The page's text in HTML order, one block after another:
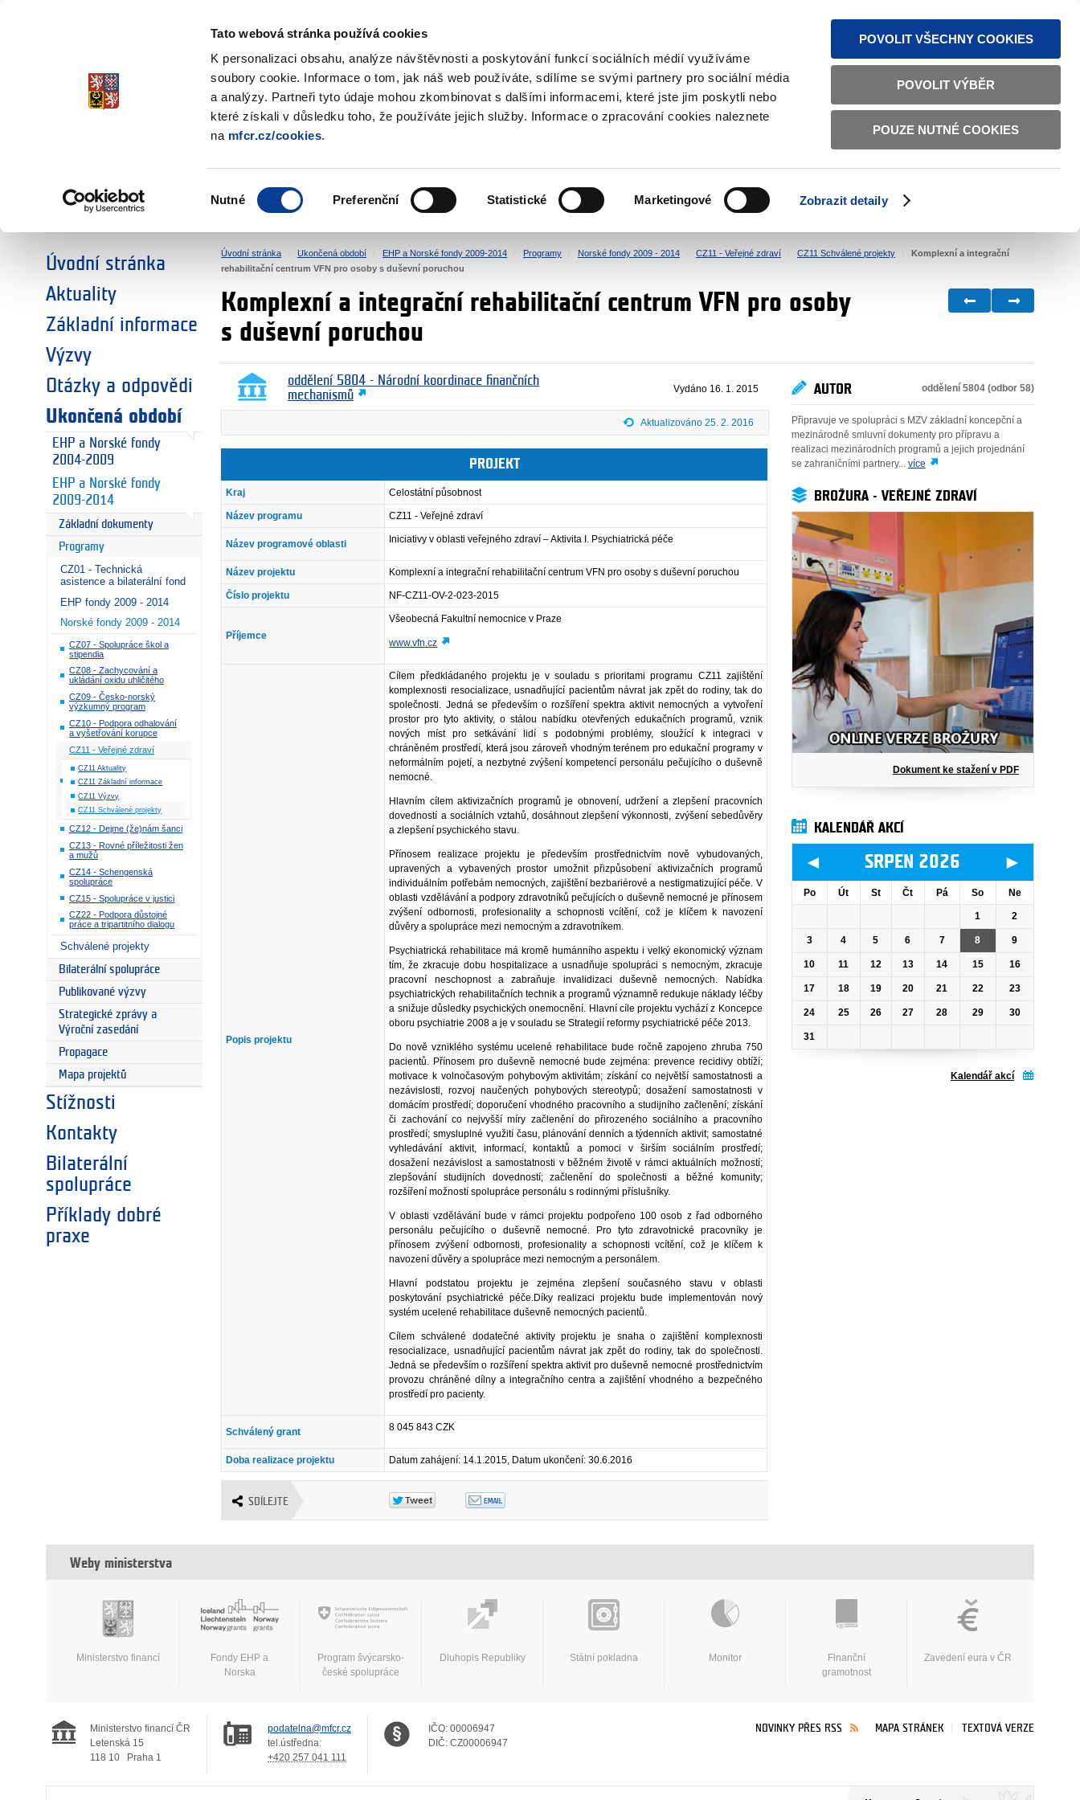
Tato webová stránka používá cookies
K personalizaci obsahu, analýze návštěvnosti a poskytování funkcí sociálních médií využíváme
soubory cookie. Informace o tom, jak náš web používáte, sdílíme se svými partnery pro sociální média
a analýzy. Partneři tyto údaje mohou zkombinovat s dalšími informacemi, které jste jim poskytli nebo
které získali v důsledku toho, že používáte jejich služby. Informace o zpracování cookies naleznete
na mfcr.cz/cookies.
souhlasu
Nutné Preferenční Statistické Marketingové Zobrazit detaily
POVOLIT VŠECHNY COOKIES
POVOLIT VÝBĚR
POUZE NUTNÉ COOKIES
TEXTOVÁ VERZE ČESKY ENGLISH
Fondy EHP a Norska
ZVOLTE SI OBLAST:
SOCIÁLNÍ DIALOG ŽIVOTNÍ PROSTŘEDÍ LIDSKÁ PRÁVA SPRAVEDLNOST VNITŘNÍ VĚCI BILATERÁLNÍ SPOLUPRÁCE
Úvodní stránka
Aktuality
Základní informace
Výzvy
Otázky a odpovědi
Ukončená období
EHP a Norské fondy
2004-2009
EHP a Norské fondy
2009-2014
Základní dokumenty
Programy
CZ01 - Technická
asistence a bilaterální fond
EHP fondy 2009 - 2014
Norské fondy 2009 - 2014
CZ07 - Spolupráce škol a
stipendia
CZ08 - Zachycování a
ukládání oxidu uhličitého
CZ09 - Česko-norský
výzkumný program
CZ10 - Podpora odhalování
a vyšetřování korupce
CZ11 - Veřejné zdraví
CZ11 Aktuality
CZ11 Základní informace
CZ11 Výzvy
CZ11 Schválené projekty
CZ12 - Dejme (že)nám šanci
CZ13 - Rovné příležitosti žen
a mužů
CZ14 - Schengenská
spolupráce
CZ15 - Spolupráce v justici
CZ22 - Podpora důstojné
práce a tripartitního dialogu
Schválené projekty
Bilaterální spolupráce
Publikované výzvy
Strategické zprávy a
Výroční zasedání
Propagace
Mapa projektů
Stížnosti
Kontakty
Bilaterální
spolupráce
Příklady dobré
praxe
Úvodní stránka Ukončená období EHP a Norské fondy 2009-2014 Programy Norské fondy 2009 - 2014 CZ11 - Veřejné zdraví CZ11 Schválené projekty
Komplexní a integrační
rehabilitační centrum VFN pro osoby s duševní poruchou
Komplexní a integrační rehabilitační centrum VFN pro osoby
s duševní poruchou
oddělení 5804 - Národní koordinace finančních
mechanismů
Vydáno 16. 1. 2015
Aktualizováno 25. 2. 2016
PROJEKT
Kraj Celostátní působnost
Název programu CZ11 - Veřejné zdraví
Název programové oblasti Iniciativy v oblasti veřejného zdraví – Aktivita I. Psychiatrická péče
Název projektu Komplexní a integrační rehabilitační centrum VFN pro osoby s duševní poruchou
Číslo projektu NF-CZ11-OV-2-023-2015
Příjemce
Všeobecná Fakultní nemocnice v Praze
www.vfn.cz
Popis projektu
Cílem předkládaného projektu je v souladu s prioritami programu CZ11 zajištění
komplexnosti resocializace, usnadňující pacientům návrat jak zpět do rodiny, tak do
společnosti. Jedná se především o rozšíření spektra aktivit nemocných a vytvoření
prostor pro tyto aktivity, o stálou nabídku otevřených edukačních programů, vznik
nových míst pro setkávání lidí s podobnými problémy, sloužící k integraci v
chráněném prostředí, která jsou zároveň vhodným terénem pro edukační programy v
neformálním pojetí, a nezbytné zvýšení kompetencí personálu pečujícího o duševně
nemocné.
Hlavním cílem aktivizačních programů je obnovení, udržení a zlepšení pracovních
dovedností a sociálních vztahů, dosáhnout zlepšení výkonnosti, zvýšení sebedůvěry
a zlepšení psychického stavu.
Přínosem realizace projektu je především prostřednictvím nově vybudovaných,
upravených a vybavených prostor umožnit přizpůsobení aktivizačních programů
individuálním potřebám nemocných, zajištění bezbariérové a nestigmatizující péče. V
oblasti vzdělávání a podpory zdravotníků pečujících o duševně nemocné je přínosem
zvýšení odbornosti, profesionality a schopnosti vcítění, což je klíčem k navození
důvěry a spolupráce mezi nemocným a zdravotníkem.
Psychiatrická rehabilitace má kromě humánního aspektu i velký ekonomický význam
tím, že zkracuje dobu hospitalizace a usnadňuje spolupráci s nemocným, zkracuje
pracovní neschopnost a zabraňuje invalidizaci duševně nemocných. Nabídka
psychiatrických rehabilitačních technik a programů významně redukuje náklady léčby
a snižuje důsledky psychických onemocnění. Hlavní cíle projektu vychází z Koncepce
oboru psychiatrie 2008 a je v souladu se Strategií reformy psychiatrické péče 2013.
Do nově vzniklého systému ucelené rehabilitace bude ročně zapojeno zhruba 750
pacientů. Přínosem pro duševně nemocné bude zejména: prevence recidivy obtíží;
motivace k volnočasovým pohybovým aktivitám; získání co největší samostatnosti a
nezávislosti, rozvoj naučených pohybových stereotypů; dosažení samostatnosti v
domácím prostředí; doporučení vhodného pracovního a studijního začlenění; získání
či zachování co nejvyšší míry začlenění do přirozeného sociálního a pracovního
prostředí; smysluplné využití času, plánování denních a týdenních aktivit; samostatné
vyhledávání aktivit, informací, kontaktů a pomoci v širším sociálním prostředí;
dosažení nezávislost a samostatnosti v běžném životě v rámci aktuálních možností;
zlepšování studijních dovedností; začlenění do společnosti a běžné komunity;
rozšíření možností spolupráce personálu s rodinnými příslušníky.
V oblasti vzdělávání bude v rámci projektu podpořeno 100 osob z řad odborného
personálu pečujícího o duševně nemocné. Pro tyto zdravotnické pracovníky je
přínosem zvýšení odbornosti, profesionality a schopnosti vcítění, což je klíčem k
navození důvěry a spolupráce mezi nemocným a personálem.
Hlavní podstatou projektu je zejména zlepšení současného stavu v oblasti
poskytování psychiatrické péče.Díky realizaci projektu bude implementován nový
systém ucelené rehabilitace duševně nemocných pacientů.
Cílem schválené dodatečné aktivity projektu je snaha o zajištění komplexnosti
resocializace, usnadňující pacientům návrat jak zpět do rodiny, tak do společnosti.
Jedná se především o rozšíření spektra aktivit pro duševně nemocné prostřednictvím
provozu chráněné dílny a integračního centra a zajištění vhodného a bezpečného
prostředí pro pacienty.
Schválený grant 8 045 843 CZK
Doba realizace projektu Datum zahájení: 14.1.2015, Datum ukončení: 30.6.2016
SDÍLEJTE
AUTOR oddělení 5804 (odbor 58)
Připravuje ve spolupráci s MZV základní koncepční a
mezinárodně smluvní dokumenty pro přípravu a
realizaci mezinárodních programů a jejich projednání
se zahraničními partnery... více
BROŽURA - VEŘEJNÉ ZDRAVÍ
Dokument ke stažení v PDF
KALENDÁŘ AKCÍ
◄ SRPEN 2026 ►
Po Út St Čt Pá So Ne
1 2
3 4 5 6 7 8 9
10 11 12 13 14 15 16
17 18 19 20 21 22 23
24 25 26 27 28 29 30
31
Kalendář akcí
Weby ministerstva
Ministerstvo financí
Fondy EHP a
Norska
Program švýcarsko-
české spolupráce
Dluhopis Republiky Státní pokladna Monitor
Finanční
gramotnost
Zavedení eura v ČR
Ministerstvo financí ČR
Letenská 15
118 10
Praha 1
podatelna@mfcr.cz
tel.ústředna:
+420 257 041 111
IČO: 00006947
DIČ: CZ00006947
NOVINKY PŘES RSS MAPA STRÁNEK TEXTOVÁ VERZE